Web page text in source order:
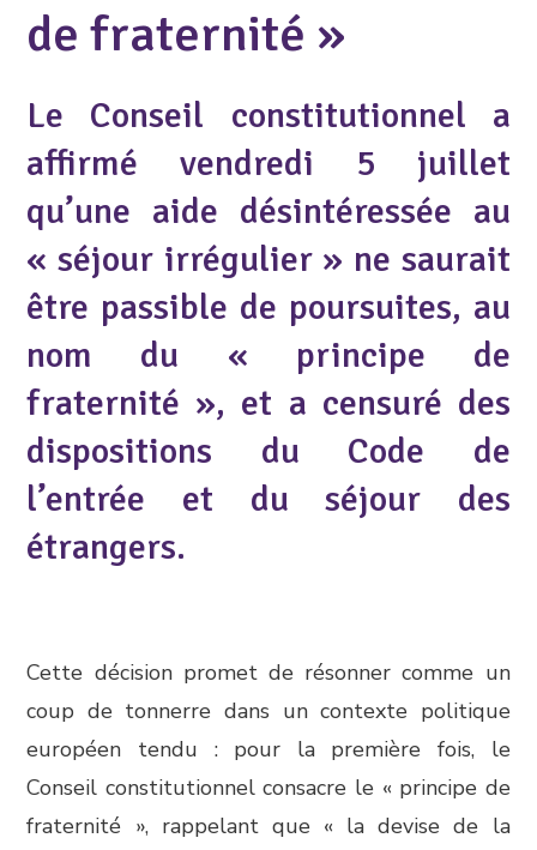
de fraternité »
Le Conseil constitutionnel a
affirmé vendredi 5 juillet
qu’une aide désintéressée au
« séjour irrégulier » ne saurait
être passible de poursuites, au
nom du « principe de
fraternité », et a censuré des
dispositions du Code de
l’entrée et du séjour des
étrangers.
Cette décision promet de résonner comme un
coup de tonnerre dans un contexte politique
européen tendu : pour la première fois, le
Conseil constitutionnel consacre le « principe de
fraternité », rappelant que « la devise de la